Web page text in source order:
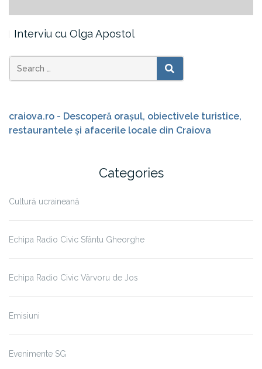
Interviu cu Olga Apostol
Search
for:
SEARCH
craiova.ro - Descoperă orașul, obiectivele turistice,
restaurantele și afacerile locale din Craiova
Categories
Cultură ucraineană
Echipa Radio Civic Sfântu Gheorghe
Echipa Radio Civic Vârvoru de Jos
Emisiuni
Evenimente SG